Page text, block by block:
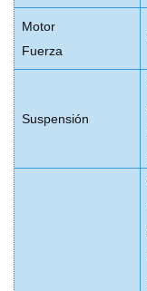
Motor
Fuerza
Suspensión